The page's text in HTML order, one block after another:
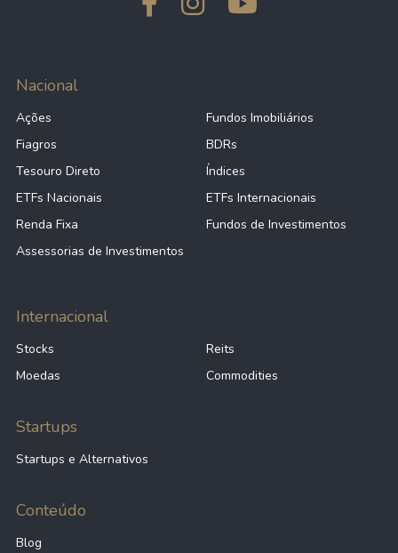
Nacional
Ações
Fundos Imobiliários
Fiagros
BDRs
Tesouro Direto
Índices
ETFs Nacionais
ETFs Internacionais
Renda Fixa
Fundos de Investimentos
Assessorias de Investimentos
Internacional
Stocks
Reits
Moedas
Commodities
Startups
Startups e Alternativos
Conteúdo
Blog